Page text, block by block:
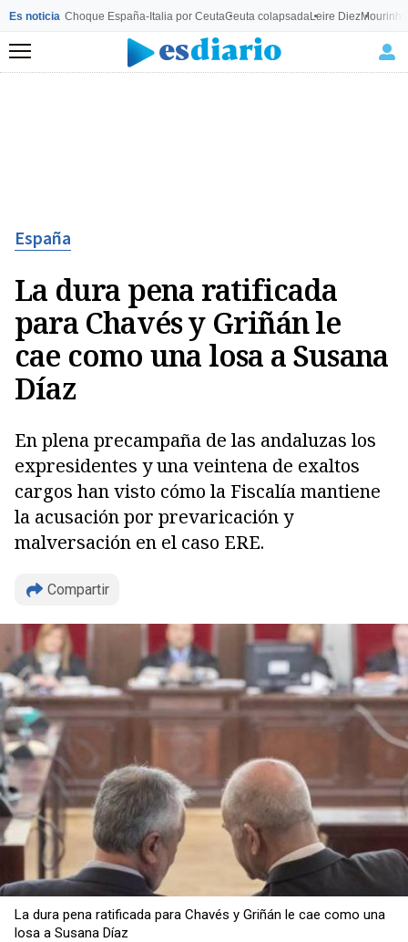
Es noticia Choque España-Italia por CeutaCeuta colapsadaLeire Diez
Menú
España
La dura pena ratificada
para Chavés y Griñán le
cae como una losa a Susana
Díaz
En plena precampaña de las andaluzas los
expresidentes y una veintena de exaltos
cargos han visto cómo la Fiscalía mantiene
la acusación por prevaricación y
malversación en el caso ERE.
Compartir
Copiar
La dura pena ratificada para Chavés y Griñán le cae como una
losa a Susana Díaz